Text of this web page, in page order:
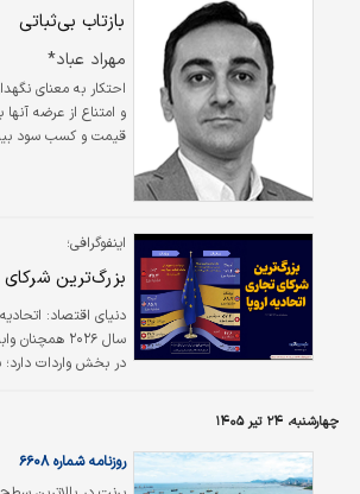
قیمت پایه تقریبا
اختلاف قیمتی
شده‌اند. عامل اصلی
«پریمیوم» است.
مبلغی اضافه بر قیمت
مجموعه‌ای از عوامل
بازتاب بی‌ثباتی
مهراد عباد*
احتکار به معنای
و امتناع از عرضه
قیمت و کسب سود
دارد.
اینفوگرافی؛
بزرگ‌ترین شرکای
دنیای اقتصاد:
سال ۲۰۲۶
در بخش واردات
چهارشنبه، ۲۴ تیر ۱۴۰۵
روزنامه شماره ۶۶۰۸